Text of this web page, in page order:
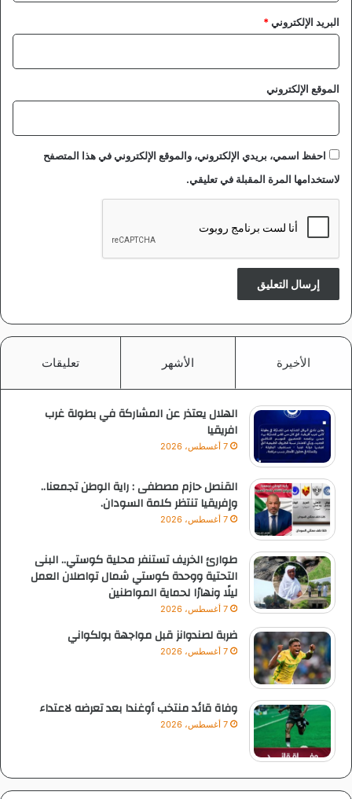
البريد الإلكتروني*
الموقع الإلكتروني
احفظ اسمي، بريدي الإلكتروني، والموقع الإلكتروني في هذا المتصفح
لاستخدامها المرة المقبلة في تعليقي.
الأخيرة الأشهر تعليقات
الهلال يعتذر عن المشاركة في بطولة غرب
افريقيا
7 أغسطس، 2026
القنصل حازم مصطفى : راية الوطن تجمعنا..
وإفريقيا تنتظر كلمة السودان.
7 أغسطس، 2026
طوارئ الخريف تستنفر محلية كوستي.. البنى
التحتية ووحدة كوستي شمال تواصلان العمل
ليلًا ونهارًا لحماية المواطنين
7 أغسطس، 2026
ضربة لصندوانز قبل مواجهة بولكواني
7 أغسطس، 2026
وفاة قائد منتخب أوغندا بعد تعرضه لاعتداء
7 أغسطس، 2026